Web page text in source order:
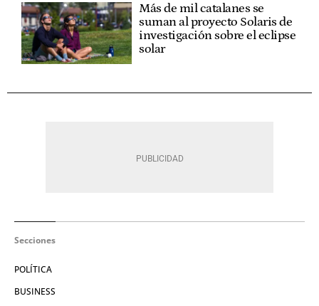
Más de mil catalanes se
suman al proyecto Solaris de
investigación sobre el eclipse
solar
Secciones
POLÍTICA
BUSINESS